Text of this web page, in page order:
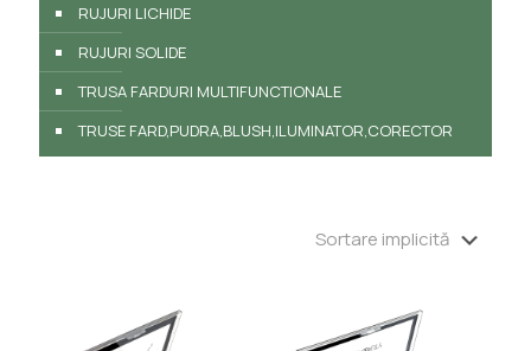
RUJURI LICHIDE
RUJURI SOLIDE
TRUSA FARDURI MULTIFUNCTIONALE
TRUSE FARD,PUDRA,BLUSH,ILUMINATOR,CORECTOR